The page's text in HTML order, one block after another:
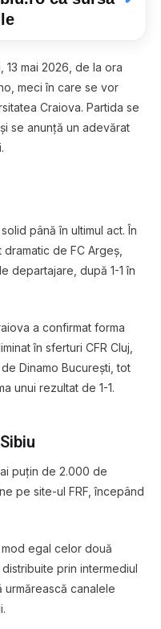
13 mai 2026, de la ora
meci în care se vor
Craiova. Partida se
se anunță un adevărat
până în ultimul act. În
de FC Argeș,
departajare, după 1-1 în
a confirmat forma
în sferturi CFR Cluj,
Dinamo București, tot
unui rezultat de 1-1.
puțin de 2.000 de
pe site-ul FRF, începând
egal celor două
prin intermediul
urmărească canalele